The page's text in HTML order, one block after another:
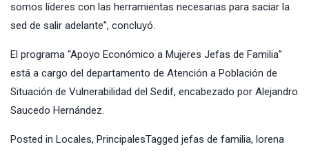
somos líderes con las herramientas necesarias para saciar la
sed de salir adelante”, concluyó.
El programa “Apoyo Económico a Mujeres Jefas de Familia”
está a cargo del departamento de Atención a Población de
Situación de Vulnerabilidad del Sedif, encabezado por Alejandro
Saucedo Hernández.
Posted in Locales, PrincipalesTagged jefas de familia, lorena